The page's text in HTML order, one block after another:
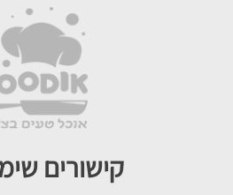
קישורים